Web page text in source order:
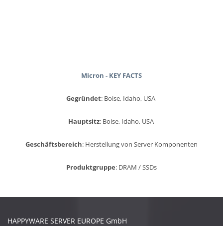
Micron - KEY FACTS
Gegründet: Boise, Idaho, USA
Hauptsitz: Boise, Idaho, USA
Geschäftsbereich: Herstellung von Server Komponenten
Produktgruppe: DRAM / SSDs
HAPPYWARE SERVER EUROPE GmbH